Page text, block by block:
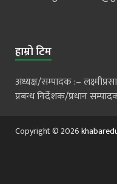
हाम्रो टिम
अध्यक्ष/सम्पादक :–
प्रबन्ध निर्देशक/प्रधान
Copyright © 2026